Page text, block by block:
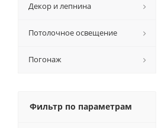
Декор и лепнина
Потолочное освещение
Погонаж
Фильтр по параметрам